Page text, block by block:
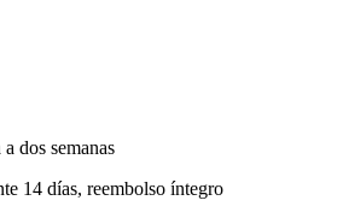
dos semanas
14 días, reembolso íntegro